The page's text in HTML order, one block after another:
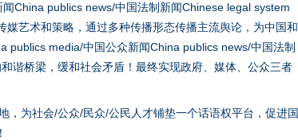
China publics news/中国法制新闻Chinese legal system
艺术和策略，通过多种传播形态传播主流舆论，为中国和
publics media/中国公众新闻China publics news/中国法制
谐桥梁，缓和社会矛盾！最终实现政府、媒体、公众三者
为社会/公众/民众/公民人才铺垫一个话语权平台，促进国
和解.. 行业协会接连发公告